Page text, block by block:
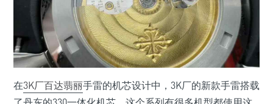
在3K厂百达翡丽手雷的机芯设计中，3K厂的新款手雷搭载